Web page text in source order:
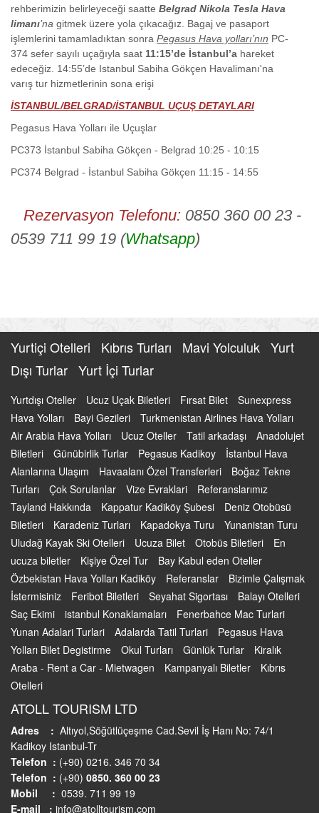
rehberimizin belirleyeceği saatte Belgrad Nikola Tesla Hava
limanı’na gitmek üzere yola çıkacağız. Bagaj ve pasaport
işlemlerini tamamladıktan sonra Pegasus Hava yolları’nın PC-
374 sefer sayılı uçağıyla saat 11:15’de İstanbul’a hareket
edeceğiz. 14:55’de Istanbul Sabiha Gökçen Havalimanı'na
varış tur hizmetlerinin sona erişi
İSTANBUL/BELGRAD/İSTANBUL UÇUŞ DETAYLARI
Pegasus Hava Yolları ile Uçuşlar
PC373 İstanbul Sabiha Gökçen - Belgrad 10:25 - 10:15
PC374 Belgrad - İstanbul Sabiha Gökçen 11:15 - 14:55
Rezervasyon Telefonu: 0850 360 00 23 -
0539 711 99 19 (Whatsapp)
Yurtiçi Otelleri Kıbrıs Turları Mavi Yolculuk Yurt
Dışı Turlar Yurt İçi Turlar
Yurtdışı Oteller Ucuz Uçak Biletleri Fırsat Bilet
Sunexpress
Hava Yolları
Bayi Gezileri
Turkmenistan Airlines Hava Yolları
Air Arabia Hava Yolları
Ucuz Oteller Tatil arkadaşı
Anadolujet
Biletleri
Günübirlik Turlar Pegasus Kadikoy
İstanbul Hava
Alanlarına Ulaşım
Havaalanı Özel Transferleri
Boğaz Tekne
Turları
Çok Sorulanlar Vize Evraklari
Referanslarımız
Tayland Hakkında
Kappatur Kadiköy Şubesi
Deniz Otobüsü
Biletleri
Karadeniz Turları Kapadokya Turu
Yunanistan Turu
Uludağ Kayak Ski Otelleri
Ucuza Bilet Otobüs Biletleri
En
ucuza biletler
Kişiye Özel Tur
Bay Kabul eden Oteller
Özbekistan Hava Yolları Kadiköy
Referanslar
Bizimle Çalışmak
İstermisiniz
Feribot Biletleri Seyahat Sigortası
Balayı Otelleri
Saç Ekimi
istanbul Konaklamaları
Fenerbahce Mac Turlari
Yunan Adalari Turlari
Adalarda Tatil Turlari
Pegasus Hava
Yolları Bilet Degistirme
Okul Turları Günlük Turlar
Kiralık
Araba - Rent a Car - Mietwagen
Kampanyalı Biletler
Kıbrıs
Otelleri
ATOLL TOURISM LTD
Adres : Altıyol,Söğütlüçeşme Cad.Sevil İş Hanı No: 74/1
Kadikoy Istanbul-Tr
Telefon : (+90) 0216. 346 70 34
Telefon : (+90) 0850. 360 00 23
Mobil : 0539. 711 99 19
E-mail : info@atolltourism.com